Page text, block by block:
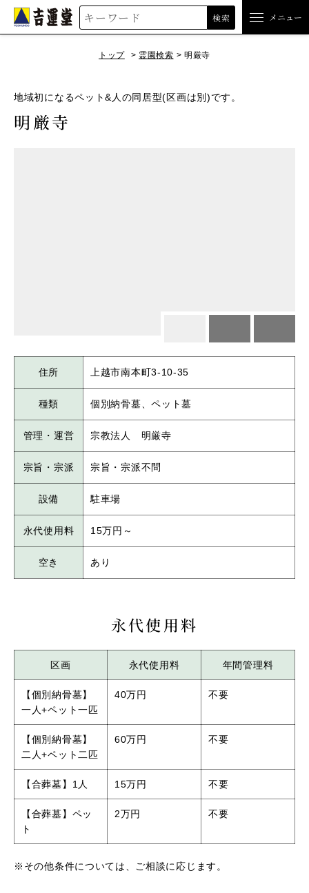
吉運堂 検索 メニュー
トップ 霊園検索 明厳寺
地域初になるペット&人の同居型(区画は別)です。
明厳寺
住所 上越市南本町3-10-35
種類 個別納骨墓、ペット墓
管理・運営 宗教法人 明厳寺
宗旨・宗派 宗旨・宗派不問
設備 駐車場
永代使用料 15万円～
空き あり
永代使用料
区画 永代使用料 年間管理料
【個別納骨墓】
一人+ペット一匹
40万円 不要
【個別納骨墓】
二人+ペット二匹
60万円 不要
【合葬墓】1人 15万円 不要
【合葬墓】ペッ
ト
2万円 不要
※その他条件については、ご相談に応じます。